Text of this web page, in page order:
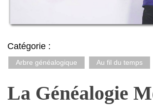
Catégorie :
Arbre généalogique Au fil du temps
La Généalogie